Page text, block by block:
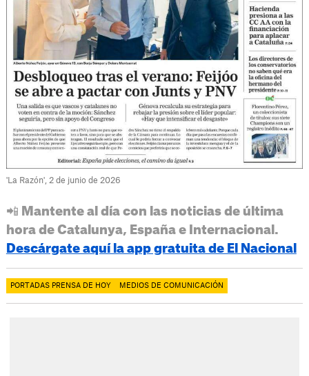
'La Razón', 2 de junio de 2026
📲 Mantente al día con las noticias de última
hora de Catalunya, España e Internacional.
Descárgate aquí la app gratuita de El Nacional
PORTADAS PRENSA DE HOY MEDIOS DE COMUNICACIÓN